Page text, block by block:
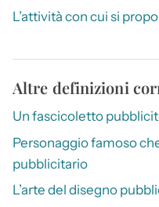
L’attività con cui si
Altre definizioni
Un fascicoletto
Personaggio famoso
pubblicitario
L’arte del disegno